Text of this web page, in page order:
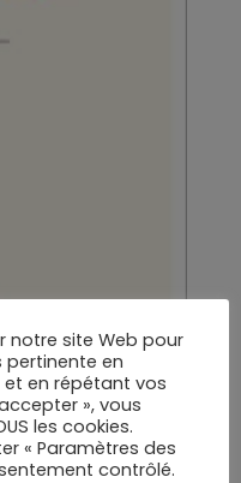
Goujon
notre site Web pour
pertinente en
en répétant vos
», vous
les cookies.
« Paramètres des
contrôlé.